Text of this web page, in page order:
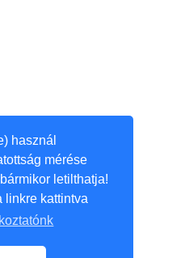
használ
mérése
letilthatja!
linkre kattintva